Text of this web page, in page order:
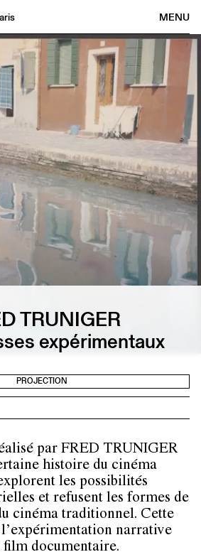
MENU
TRUNIGER
expérimentaux
PROJECTION
par FRED TRUNIGER
histoire du cinéma
les possibilités
et refusent les formes de
cinéma traditionnel. Cette
narrative
documentaire.